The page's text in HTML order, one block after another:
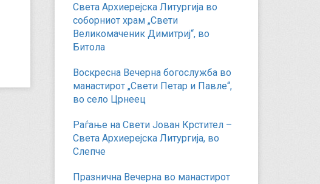
Света Архиерејска Литургија во
соборниот храм „Свети
Великомаченик Димитриј“, во
Битола
Воскресна Вечерна богослужба во
манастирот „Свети Петар и Павле“,
во село Црнеец
Раѓање на Свети Јован Крстител –
Света Архиерејска Литургија, во
Слепче
Празнична Вечерна во манастирот